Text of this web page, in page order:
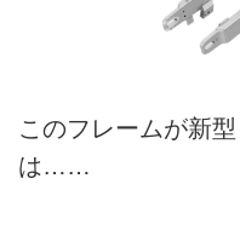
このフレームが新
は……